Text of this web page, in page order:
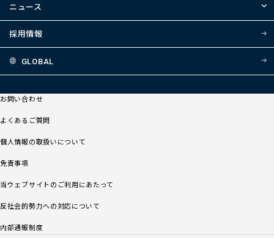
ニュース
採用情報
GLOBAL
お問い合わせ
よくあるご質問
個人情報の取扱いについて
免責事項
当ウェブサイトのご利用にあたって
反社会的勢力への対応について
内部通報制度